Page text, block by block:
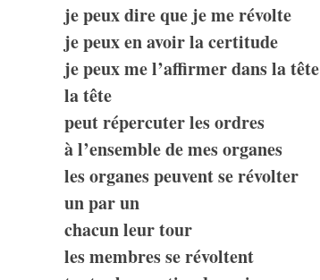
je peux dire que je me révolte
je peux en avoir la certitude
je peux me l’affirmer dans la tête
la tête
peut répercuter les ordres
à l’ensemble de mes organes
les organes peuvent se révolter
un par un
chacun leur tour
les membres se révoltent